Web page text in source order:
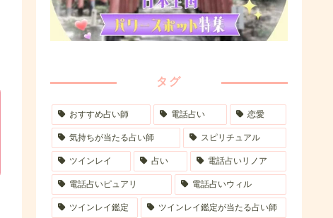
タグ
おすすめ占い師 電話占い 恋愛
気持ちが当たる占い師 スピリチュアル
ツインレイ 占い 電話占いリノア
電話占いピュアリ 電話占いウィル
ツインレイ鑑定 ツインレイ鑑定が当たる占い師